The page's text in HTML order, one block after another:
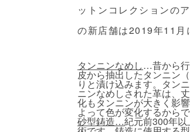
ットンコレクションの
の新店舗は2019年11月
タンニンなめし…昔から
皮から抽出したタンニン
りと漬け込みます。タン
ニンなめしされた革は、
化もタンニンが大きく影
よって色が変化するからで
砂型鋳造…紀元前300年